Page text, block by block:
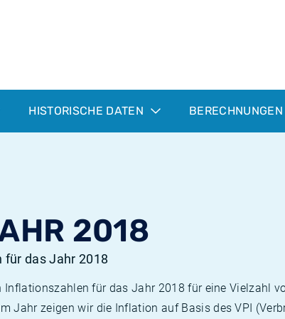
HISTORISCHE DATEN BERECHNUNGEN
2018
das Jahr 2018
für das Jahr 2018 für eine Vielzahl
Jahr zeigen wir die Inflation auf Basis des VPI